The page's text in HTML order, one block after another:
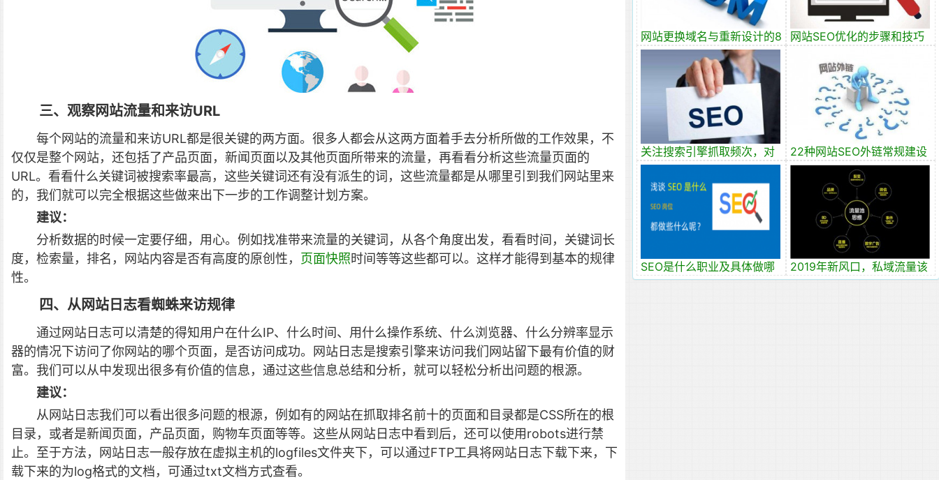
三、观察网站流量和来访URL
每个网站的流量和来访URL都是很关键的两方面。很多人都会从这两方面着手去分析所做的工作效果，不
仅仅是整个网站，还包括了产品页面，新闻页面以及其他页面所带来的流量，再看看分析这些流量页面的
URL。看看什么关键词被搜索率最高，这些关键词还有没有派生的词，这些流量都是从哪里引到我们网站里来
的，我们就可以完全根据这些做来出下一步的工作调整计划方案。
建议：
分析数据的时候一定要仔细，用心。例如找准带来流量的关键词，从各个角度出发，看看时间，关键词长
度，检索量，排名，网站内容是否有高度的原创性， 页面快照时间等等这些都可以。这样才能得到基本的规律
性。
四、从网站日志看蜘蛛来访规律
通过网站日志可以清楚的得知用户在什么IP、什么时间、用什么操作系统、什么浏览器、什么分辨率显示
器的情况下访问了你网站的哪个页面，是否访问成功。网站日志是搜索引擎来访问我们网站留下最有价值的财
富。我们可以从中发现出很多有价值的信息，通过这些信息总结和分析，就可以轻松分析出问题的根源。
建议：
从网站日志我们可以看出很多问题的根源，例如有的网站在抓取排名前十的页面和目录都是CSS所在的根
目录，或者是新闻页面，产品页面，购物车页面等等。这些从网站日志中看到后，还可以使用robots进行禁
止。至于方法，网站日志一般存放在虚拟主机的logfiles文件夹下，可以通过FTP工具将网站日志下载下来，下
载下来的为log格式的文档，可通过txt文档方式查看。
网站更换域名与重新设计的8
个SEO细节！
网站SEO优化的步骤和技巧
关注搜索引擎抓取频次，对
网站SEO的重要性
22种网站SEO外链常规建设
方法
SEO是什么职业及具体做哪
些工作？
2019年新风口，私域流量该
怎么做？